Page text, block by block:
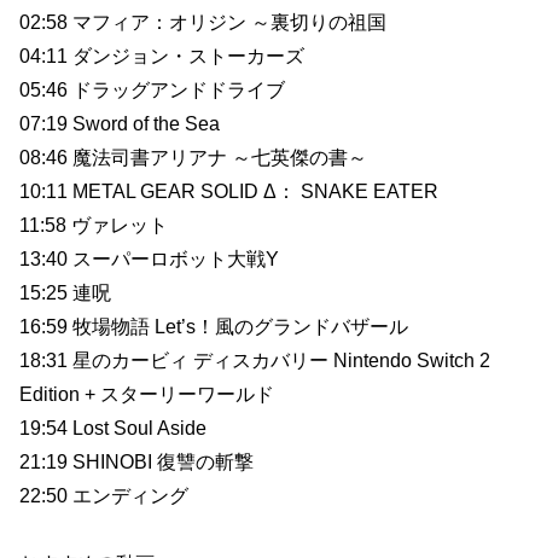
02:58 マフィア：オリジン ～裏切りの祖国
04:11 ダンジョン・ストーカーズ
05:46 ドラッグアンドドライブ
07:19 Sword of the Sea
08:46 魔法司書アリアナ ～七英傑の書～
10:11 METAL GEAR SOLID Δ： SNAKE EATER
11:58 ヴァレット
13:40 スーパーロボット大戦Y
15:25 連呪
16:59 牧場物語 Let’s！風のグランドバザール
18:31 星のカービィ ディスカバリー Nintendo Switch 2
Edition + スターリーワールド
19:54 Lost Soul Aside
21:19 SHINOBI 復讐の斬撃
22:50 エンディング